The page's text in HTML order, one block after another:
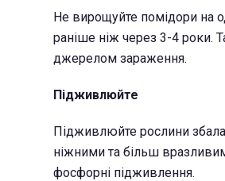
Не вирощуйте помідори на
раніше ніж через 3-4 роки.
джерелом зараження.
Підживлюйте
Підживлюйте рослини
ніжними та більш
фосфорні підживлення.